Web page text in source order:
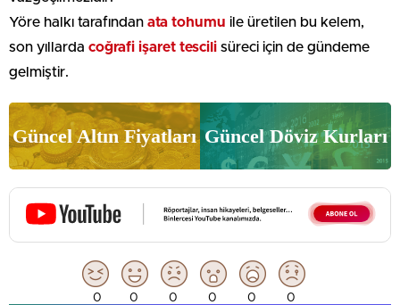
Yöre halkı tarafından ata tohumu ile üretilen bu kelem,
son yıllarda coğrafi işaret tescili süreci için de gündeme
gelmiştir.
Güncel Altın Fiyatları Güncel Döviz Kurları
0 0 0 0 0 0